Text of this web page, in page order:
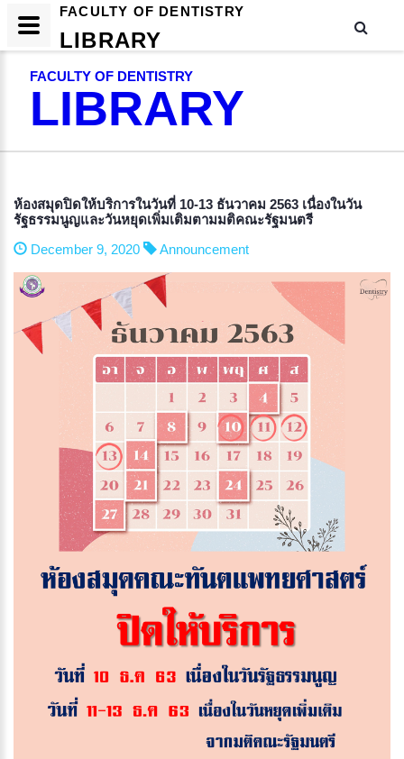
FACULTY OF DENTISTRY
LIBRARY
ห้องสมุดปิดให้บริการในวันที่ 10-13 ธันวาคม 2563 เนื่องในวัน
รัฐธรรมนูญและวันหยุดเพิ่มเติมตามมติคณะรัฐมนตรี
December 9, 2020
Announcement
FACULTY OF DENTISTRY
LIBRARY